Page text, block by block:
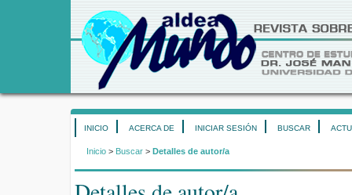
INICIO ACERCA DE INICIAR SESIÓN BUSCAR
Inicio > Buscar > Detalles de autor/a